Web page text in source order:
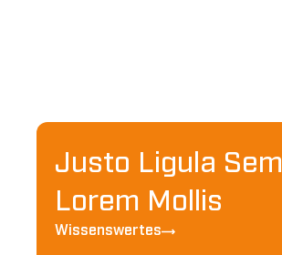
Justo Ligula Sem
Lorem Mollis
Wissenswertes